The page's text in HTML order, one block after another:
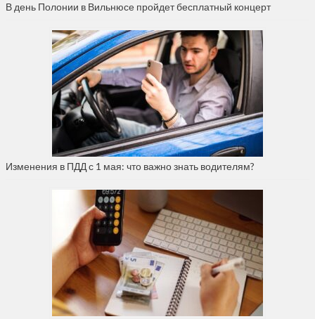
В день Полонии в Вильнюсе пройдет бесплатный концерт
Изменения в ПДД с 1 мая: что важно знать водителям?